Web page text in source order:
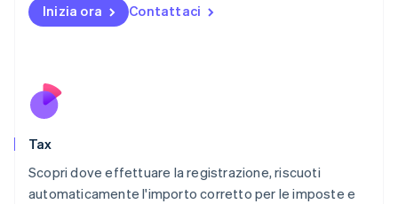
Inizia ora Contattaci
Tax
Scopri dove effettuare la registrazione, riscuoti
automaticamente l'importo corretto per le imposte e
Messico
EspañolEnglish
English
Paesi Bassi
English
Portogallo